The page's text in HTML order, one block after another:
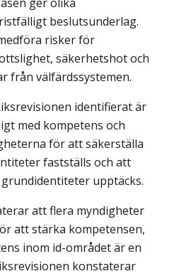
beslutsunderlag.
risker för
säkerhetshot och
från välfärdssystemen.
identifierat är
med kompetens och
för att säkerställa
fastställs och att
upptäcks.
att flera myndigheter
att stärka kompetensen,
inom id-området är en
konstaterar